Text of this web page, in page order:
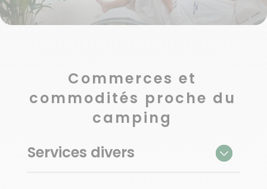
Tel : 04 66 47 60 02
Commerces et
commodités proche du
camping
Services divers